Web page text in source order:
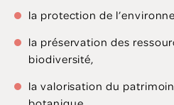
la protection de
la préservation des
biodiversité,
la valorisation du